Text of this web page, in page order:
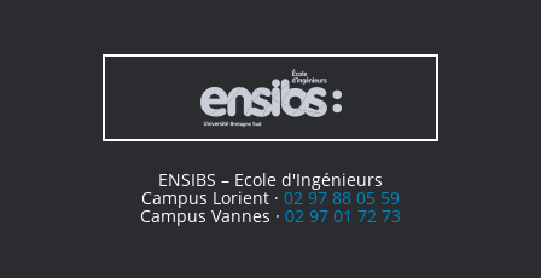
ENSIBS – Ecole d'Ingénieurs
Campus Lorient · 02 97 88 05 59
Campus Vannes · 02 97 01 72 73